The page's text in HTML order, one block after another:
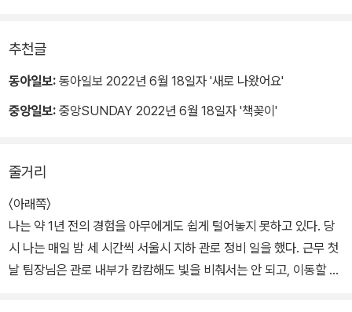
게 만드는 게 아닌가 하는 생각을 합니다.
추천글
동아일보: 동아일보 2022년 6월 18일자 '새로 나왔어요'
중앙일보: 중앙SUNDAY 2022년 6월 18일자 '책꽂이'
줄거리
〈아래쪽〉
나는 약 1년 전의 경험을 아무에게도 쉽게 털어놓지 못하고 있다. 당
시 나는 매일 밤 세 시간씩 서울시 지하 관로 정비 일을 했다. 근무 첫
날 팀장님은 관로 내부가 캄캄해도 빛을 비춰서는 안 되고, 이동할 때